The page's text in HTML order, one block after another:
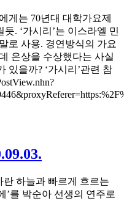
게는 70년대 대학가요제
. ‘가시리’는 이스라엘 민
로 사용. 경연방식의 가요
은상을 수상했다는 사실
있을까? ‘가시리’관련 참
하늘과 빠르게 흐르는
’를 박순아 선생의 연주로